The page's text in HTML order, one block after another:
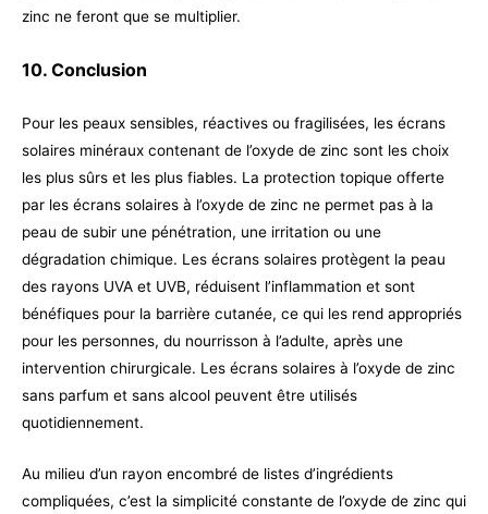
zinc ne feront que se multiplier.
10. Conclusion
Pour les peaux sensibles, réactives ou fragilisées, les écrans
solaires minéraux contenant de l’oxyde de zinc sont les choix
les plus sûrs et les plus fiables. La protection topique offerte
par les écrans solaires à l’oxyde de zinc ne permet pas à la
peau de subir une pénétration, une irritation ou une
dégradation chimique. Les écrans solaires protègent la peau
des rayons UVA et UVB, réduisent l’inflammation et sont
bénéfiques pour la barrière cutanée, ce qui les rend appropriés
pour les personnes, du nourrisson à l’adulte, après une
intervention chirurgicale. Les écrans solaires à l’oxyde de zinc
sans parfum et sans alcool peuvent être utilisés
quotidiennement.
Au milieu d’un rayon encombré de listes d’ingrédients
compliquées, c’est la simplicité constante de l’oxyde de zinc qui